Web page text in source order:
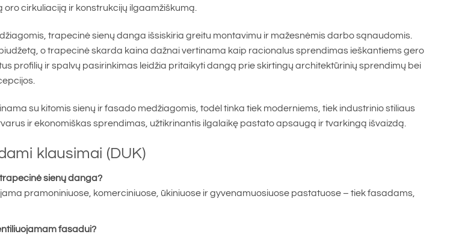
cirkuliaciją ir konstrukcijų ilgaamžiškumą.
trapecinė sienų danga išsiskiria greitu montavimu ir mažesnėmis darbo sąnaudomis.
o trapecinė skarda kaina dažnai vertinama kaip racionalus sprendimas ieškantiems gero
profilių ir spalvų pasirinkimas leidžia pritaikyti dangą prie skirtingų architektūrinių sprendimų bei
su kitomis sienų ir fasado medžiagomis, todėl tinka tiek moderniems, tiek industrinio stiliaus
ir ekonomiškas sprendimas, užtikrinantis ilgalaikę pastato apsaugą ir tvarkingą išvaizdą.
klausimai (DUK)
sienų danga?
pramoniniuose, komerciniuose, ūkiniuose ir gyvenamuosiuose pastatuose – tiek fasadams,
fasadui?